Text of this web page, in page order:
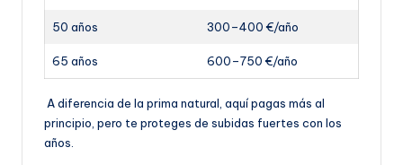
50 años 300–400 €/año
65 años 600–750 €/año
A diferencia de la prima natural, aquí pagas más al
principio, pero te proteges de subidas fuertes con los
años.